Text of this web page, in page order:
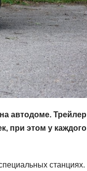
автодоме. Трейлер
при этом у каждого
станциях.